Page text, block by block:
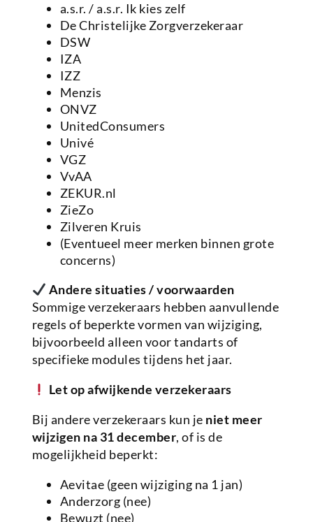
a.s.r. / a.s.r. Ik kies zelf
De Christelijke Zorgverzekeraar
DSW
IZA
IZZ
Menzis
ONVZ
UnitedConsumers
Univé
VGZ
VvAA
ZEKUR.nl
ZieZo
Zilveren Kruis
(Eventueel meer merken binnen grote
concerns)
Andere situaties / voorwaarden
Sommige verzekeraars hebben aanvullende
regels of beperkte vormen van wijziging,
bijvoorbeeld alleen voor tandarts of
specifieke modules tijdens het jaar.
Let op afwijkende verzekeraars
Bij andere verzekeraars kun je niet meer
wijzigen na 31 december, of is de
mogelijkheid beperkt:
Aevitae (geen wijziging na 1 jan)
Anderzorg (nee)
Bewuzt (nee)